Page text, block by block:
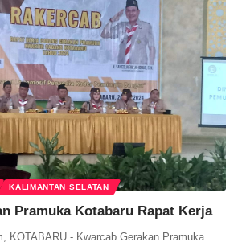
KALIMANTAN SELATAN
Pramuka Kotabaru Rapat Kerja
KOTABARU - Kwarcab Gerakan Pramuka